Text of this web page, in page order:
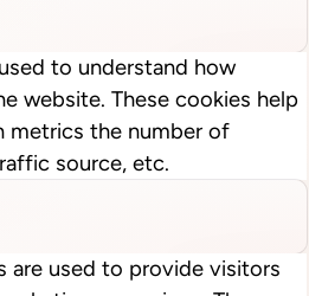
to understand how
website. These cookies help
metrics the number of
source, etc.
are used to provide visitors